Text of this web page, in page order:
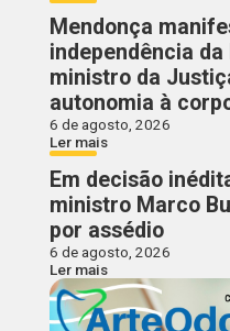
Mendonça
independência
ministro da
autonomia à
6 de agosto, 2026
Ler mais
Em decisão
ministro Marco
por assédio
6 de agosto, 2026
Ler mais